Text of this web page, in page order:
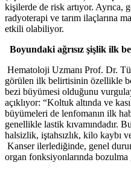
kişilerde de risk artıyor. Ayrıca,
radyoterapi ve tarım ilaçlarına
etkili olabiliyor.
Boyundaki ağrısız şişlik ilk
Hematoloji Uzmanı Prof. Dr.
görülen ilk belirtisinin özellikle
bezi büyümesi olduğunu
açıklıyor: “Koltuk altında ve
büyümeleri de lenfomanın ilk
genellikle lastik kıvamındadır.
halsizlik, iştahsızlık, kilo kaybı
Kanser ilerlediğinde, genel
organ fonksiyonlarında